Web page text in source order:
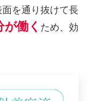
を通り抜けて長
働く ため、効